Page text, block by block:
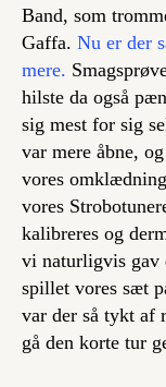
Band, som
Gaffa. Nu er der
mere.
hilste da også
sig mest for sig
var mere åbne,
vores
vores
kalibreres og
vi naturligvis gav
spillet vores sæt
var der så tykt af
gå den korte tur